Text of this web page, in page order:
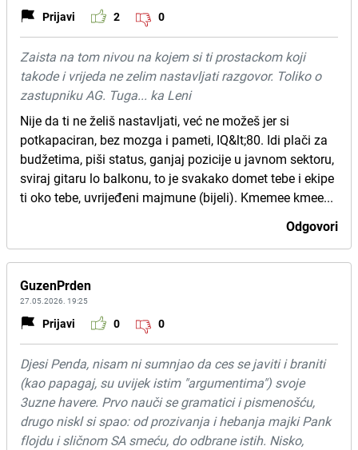
Prijavi 2 0
Zaista na tom nivou na kojem si ti prostackom koji
takode i vrijeda ne zelim nastavljati razgovor. Toliko o
zastupniku AG. Tuga... ka Leni
Nije da ti ne želiš nastavljati, već ne možeš jer si
potkapaciran, bez mozga i pameti, IQ&lt;80. Idi plači za
budžetima, piši status, ganjaj pozicije u javnom sektoru,
sviraj gitaru lo balkonu, to je svakako domet tebe i ekipe
ti oko tebe, uvrijeđeni majmune (bijeli). Kmemee kmee...
Odgovori
GuzenPrden
27.05.2026. 19:25
Prijavi 0 0
Djesi Penda, nisam ni sumnjao da ces se javiti i braniti
(kao papagaj, su uvijek istim "argumentima") svoje
3uzne havere. Prvo nauči se gramatici i pismenošću,
drugo niskl si spao: od prozivanja i hebanja majki Pank
flojdu i sličnom SA smeću, do odbrane istih. Nisko,